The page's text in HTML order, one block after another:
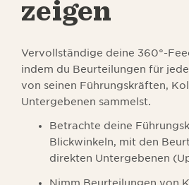
zeigen
Vervollständige deine 360°-
indem du Beurteilungen für
von seinen Führungskräften,
Untergebenen sammelst.
Betrachte deine
Blickwinkeln, mit den
direkten Untergebenen